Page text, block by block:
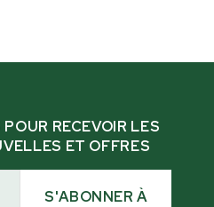
RECEVOIR LES
ET OFFRES
S'ABONNER À